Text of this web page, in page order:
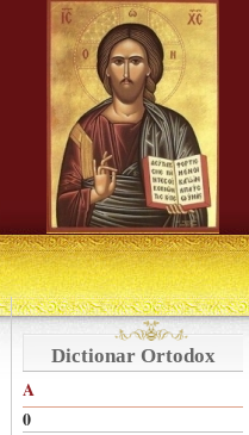
Dictionar Ortodox
A
0